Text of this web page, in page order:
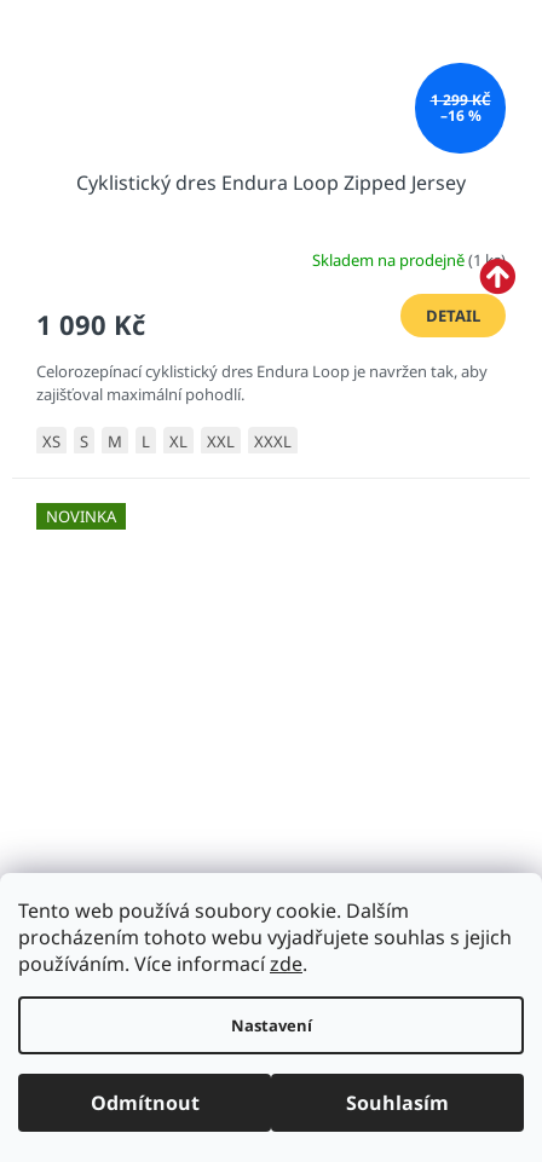
Tento web používá soubory cookie. Dalším
procházením tohoto webu vyjadřujete souhlas s jejich
používáním. Více informacízde.
Nastavení
Odmítnout Souhlasím
1 299 KČ
–16 %
Cyklistický dres Endura Loop Zipped Jersey
Skladem na prodejně(1 ks)
1 090 Kč DETAIL
Celorozepínací cyklistický dres Endura Loop je navržen tak, aby
zajišťoval maximální pohodlí.
XS S M L XL XXL XXXL
NOVINKA
SKI FIX Staněk sport - sjezdové lyže
Pásek na sjezdové lyže usnadní manipulaci s lyžemi a zabraňuje
tupení hran.